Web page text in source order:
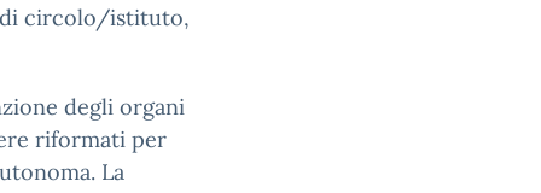
di circolo/istituto,
degli organi
riformati per
La